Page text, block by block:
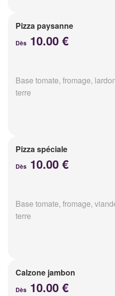
Pizza paysanne
Dès 10.00 €
Base tomate, fromage,
terre
Pizza spéciale
Dès 10.00 €
Base tomate, fromage,
terre
Calzone jambon
Dès 10.00 €